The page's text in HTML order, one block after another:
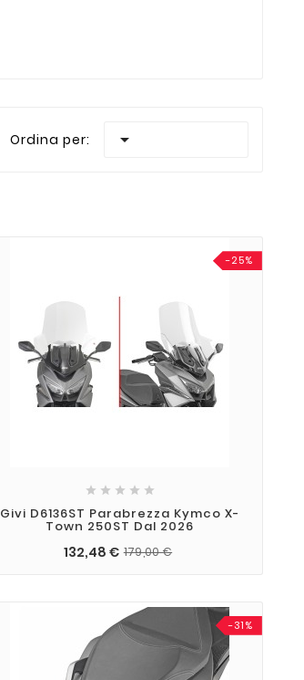
Ordina per: 
-25%
    
Givi D6136ST Parabrezza Kymco X-
Town 250ST Dal 2026
132,48 € 179,00 €
-31%